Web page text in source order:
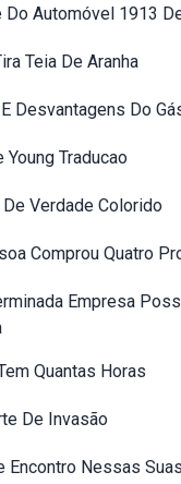
Automóvel 1913
Teia De Aranha
Desvantagens Do
Young Traducao
Verdade Colorido
Comprou Quatro
Empresa
Quantas Horas
De Invasão
Encontro Nessas